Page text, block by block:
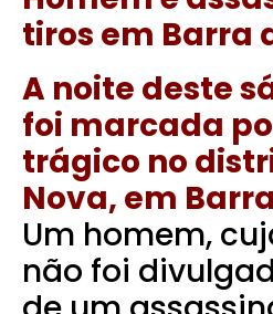
tiros em Barra
A noite deste
foi marcada
trágico no
Nova, em
Um homem,
não foi